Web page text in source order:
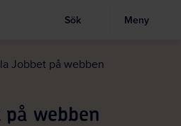
till
Visa sökruta
Sök Meny
Jobbet på webben
på webben